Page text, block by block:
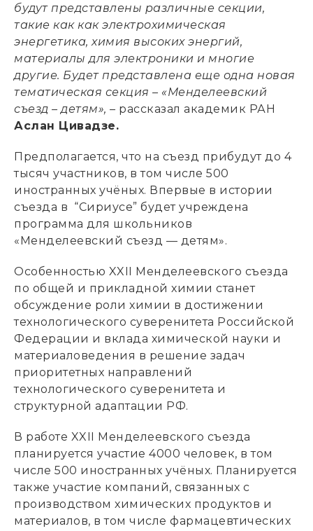
будут представлены различные секции,
такие как как электрохимическая
энергетика, химия высоких энергий,
материалы для электроники и многие
другие. Будет представлена еще одна новая
тематическая секция – «Менделеевский
съезд – детям», – рассказал академик РАН
Аслан Цивадзе.
Предполагается, что на съезд прибудут до 4
тысяч участников, в том числе 500
иностранных учёных. Впервые в истории
съезда в “Сириусе” будет учреждена
программа для школьников
«Менделеевский съезд — детям».
Особенностью XXII Менделеевского съезда
по общей и прикладной химии станет
обсуждение роли химии в достижении
технологического суверенитета Российской
Федерации и вклада химической науки и
материаловедения в решение задач
приоритетных направлений
технологического суверенитета и
структурной адаптации РФ.
В работе XXII Менделеевского съезда
планируется участие 4000 человек, в том
числе 500 иностранных учёных. Планируется
также участие компаний, связанных с
производством химических продуктов и
материалов, в том числе фармацевтических